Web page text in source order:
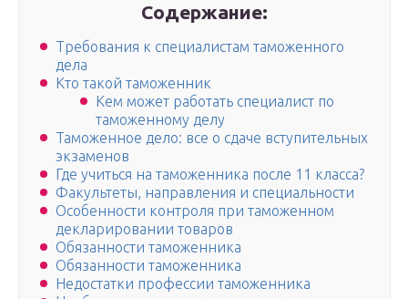
Содержание:
Требования к специалистам таможенного
дела
Кто такой таможенник
Кем может работать специалист по
таможенному делу
Таможенное дело: все о сдаче вступительных
экзаменов
Где учиться на таможенника после 11 класса?
Факультеты, направления и специальности
Особенности контроля при таможенном
декларировании товаров
Обязанности таможенника
Обязанности таможенника
Недостатки профессии таможенника